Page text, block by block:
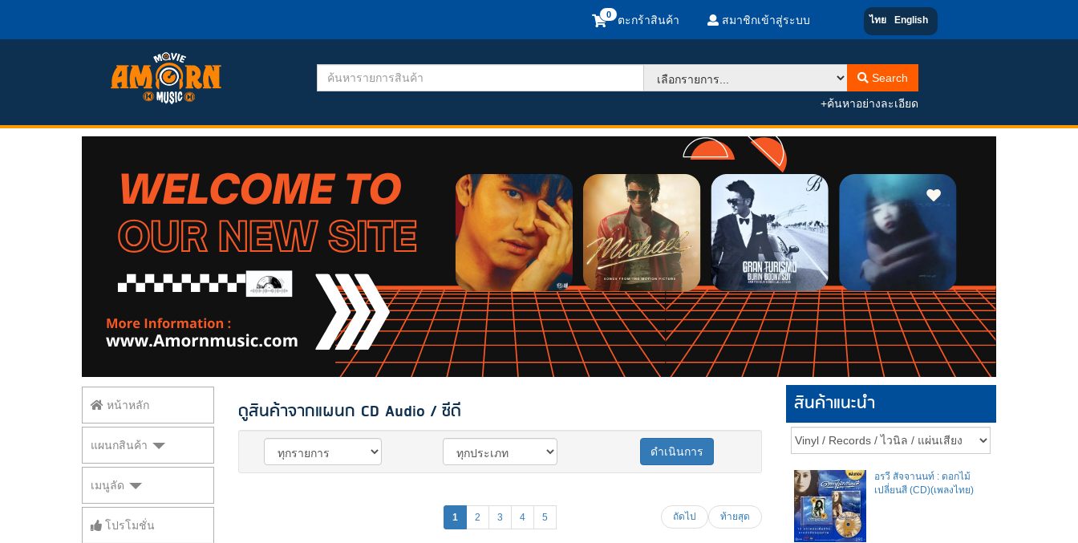
ตะกร้าสินค้า สมาชิกเข้าสู่ระบบ ไทย English
Search
+ค้นหาอย่างละเอียด
หน้าหลัก
แผนกสินค้า
เมนูลัด
โปรโมชั่น
ดูสินค้าจากแผนก CD Audio / ซีดี
ดำเนินการ
1 2 3 4 5 ถัดไป ท้ายสุด
สินค้าแนะนำ
อรวี สัจจานนท์ : ดอกไม้
เปลี่ยนสี (CD)(เพลงไทย)